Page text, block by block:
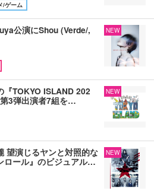
/ゲーム
公演にShou (Verde/,
NEW
TOKYO ISLAND 202
3弾出演者7組を…
NEW
望演じるヤンと対照的な
ール』のビジュアル…
NEW